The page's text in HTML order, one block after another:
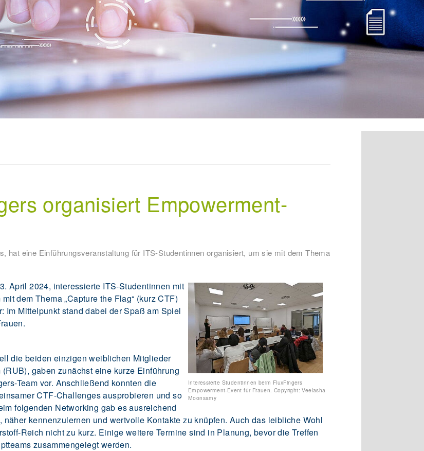
organisiert Empowerment-
hat eine Einführungsveranstaltung für ITS-Studentinnen organisiert, um sie mit dem Thema
Interessierte Studentinnen beim FluxFingers
Empowerment-Event für Frauen. Copyright: Veelasha
Moonsamy
April 2024, interessierte ITS-Studentinnen mit
dem Thema „Capture the Flag“ (kurz CTF)
Im Mittelpunkt stand dabei der Spaß am Spiel
die beiden einzigen weiblichen Mitglieder
gaben zunächst eine kurze Einführung
Team vor. Anschließend konnten die
CTF-Challenges ausprobieren und so
folgenden Networking gab es ausreichend
kennenzulernen und wertvolle Kontakte zu knüpfen. Auch das leibliche Wohl
Reich nicht zu kurz. Einige weitere Termine sind in Planung, bevor die Treffen
zusammengelegt werden.